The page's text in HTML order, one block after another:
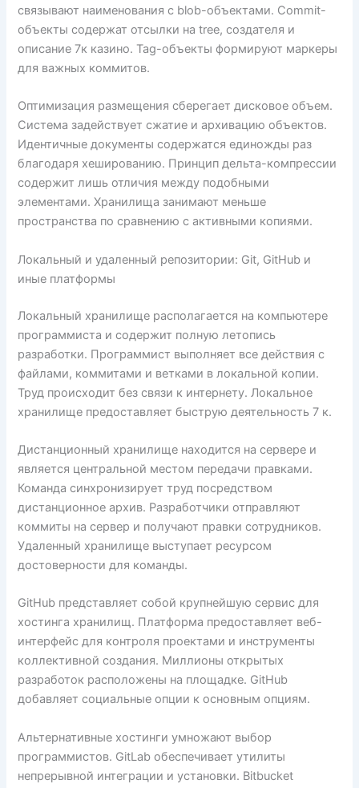
связывают наименования с blob-объектами. Commit-
объекты содержат отсылки на tree, создателя и
описание 7к казино. Tag-объекты формируют маркеры
для важных коммитов.
Оптимизация размещения сберегает дисковое объем.
Система задействует сжатие и архивацию объектов.
Идентичные документы содержатся единожды раз
благодаря хешированию. Принцип дельта-компрессии
содержит лишь отличия между подобными
элементами. Хранилища занимают меньше
пространства по сравнению с активными копиями.
Локальный и удаленный репозитории: Git, GitHub и
иные платформы
Локальный хранилище располагается на компьютере
программиста и содержит полную летопись
разработки. Программист выполняет все действия с
файлами, коммитами и ветками в локальной копии.
Труд происходит без связи к интернету. Локальное
хранилище предоставляет быструю деятельность 7 к.
Дистанционный хранилище находится на сервере и
является центральной местом передачи правками.
Команда синхронизирует труд посредством
дистанционное архив. Разработчики отправляют
коммиты на сервер и получают правки сотрудников.
Удаленный хранилище выступает ресурсом
достоверности для команды.
GitHub представляет собой крупнейшую сервис для
хостинга хранилищ. Платформа предоставляет веб-
интерфейс для контроля проектами и инструменты
коллективной создания. Миллионы открытых
разработок расположены на площадке. GitHub
добавляет социальные опции к основным опциям.
Альтернативные хостинги умножают выбор
программистов. GitLab обеспечивает утилиты
непрерывной интеграции и установки. Bitbucket